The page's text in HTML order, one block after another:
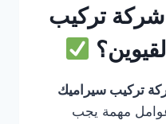
تركيب
تركيب سيراميك
مهمة يجب